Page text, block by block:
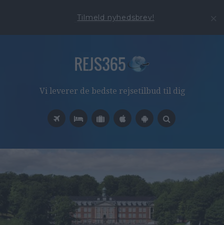
Tilmeld nyhedsbrev!
Vi leverer de bedste rejsetilbud til dig